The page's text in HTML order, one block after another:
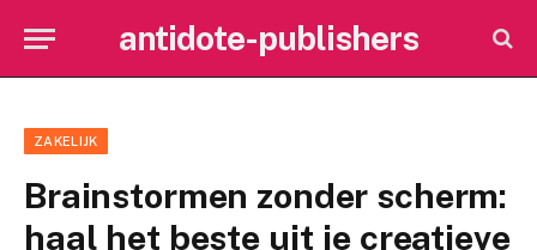
antidote-publishers
ZAKELIJK
Brainstormen zonder scherm:
haal het beste uit je creatieve